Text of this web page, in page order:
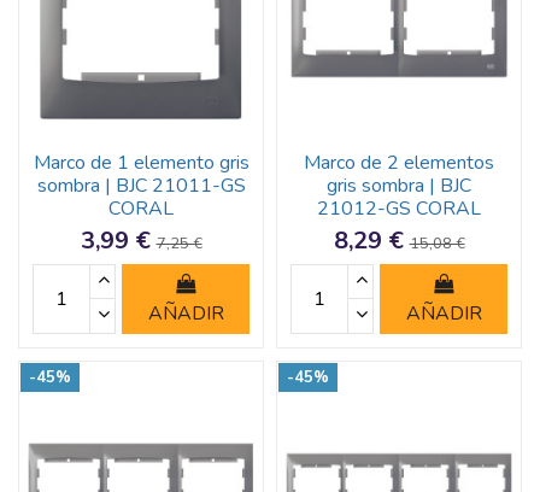
Marco de 1 elemento gris
sombra | BJC 21011-GS
CORAL
3,99 €7,25 €
AÑADIR
Marco de 2 elementos
gris sombra | BJC
21012-GS CORAL
8,29 €15,08 €
AÑADIR
-45% -45%